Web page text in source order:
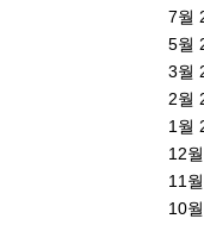
7월
5월
3월
2월
1월
12
11
10